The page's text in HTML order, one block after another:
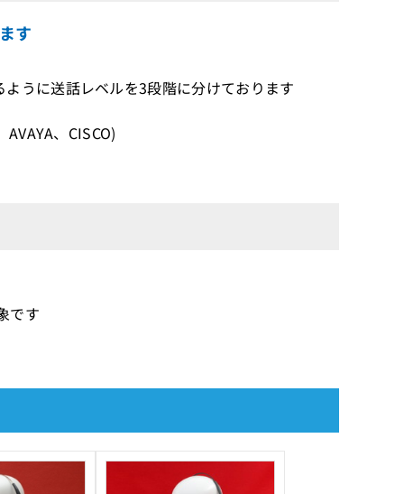
す
うに送話レベルを3段階に分けております
、CISCO)
です